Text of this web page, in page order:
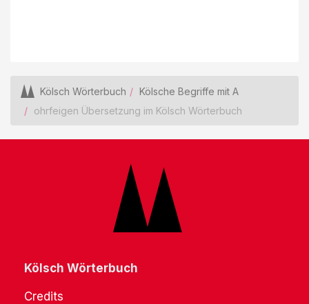
Kölsch Wörterbuch
Kölsche Begriffe mit A
ohrfeigen Übersetzung im Kölsch Wörterbuch
Kölsch Wörterbuch
Credits